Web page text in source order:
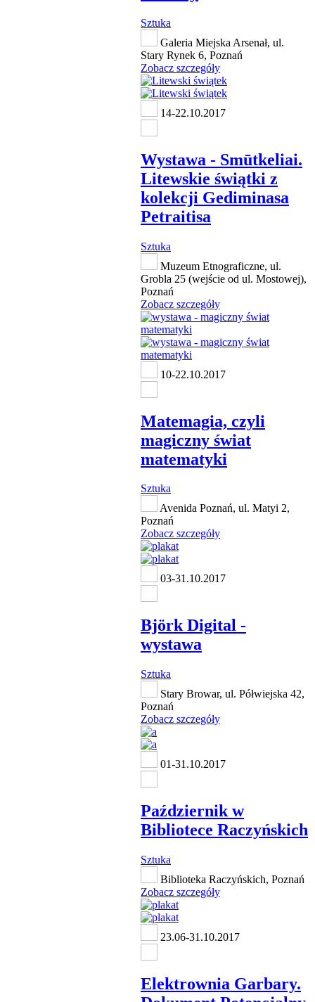
Sztuka
Galeria Miejska Arsenał, ul.
Stary Rynek 6, Poznań
Zobacz szczegóły
14-22.10.2017
Wystawa - Smūtkeliai.
Litewskie świątki z
kolekcji Gediminasa
Petraitisa
Sztuka
Muzeum Etnograficzne, ul.
Grobla 25 (wejście od ul. Mostowej),
Poznań
Zobacz szczegóły
10-22.10.2017
Matemagia, czyli
magiczny świat
matematyki
Sztuka
Avenida Poznań, ul. Matyi 2,
Poznań
Zobacz szczegóły
03-31.10.2017
Björk Digital -
wystawa
Sztuka
Stary Browar, ul. Półwiejska 42,
Poznań
Zobacz szczegóły
01-31.10.2017
Październik w
Bibliotece Raczyńskich
Sztuka
Biblioteka Raczyńskich, Poznań
Zobacz szczegóły
23.06-31.10.2017
Elektrownia Garbary.